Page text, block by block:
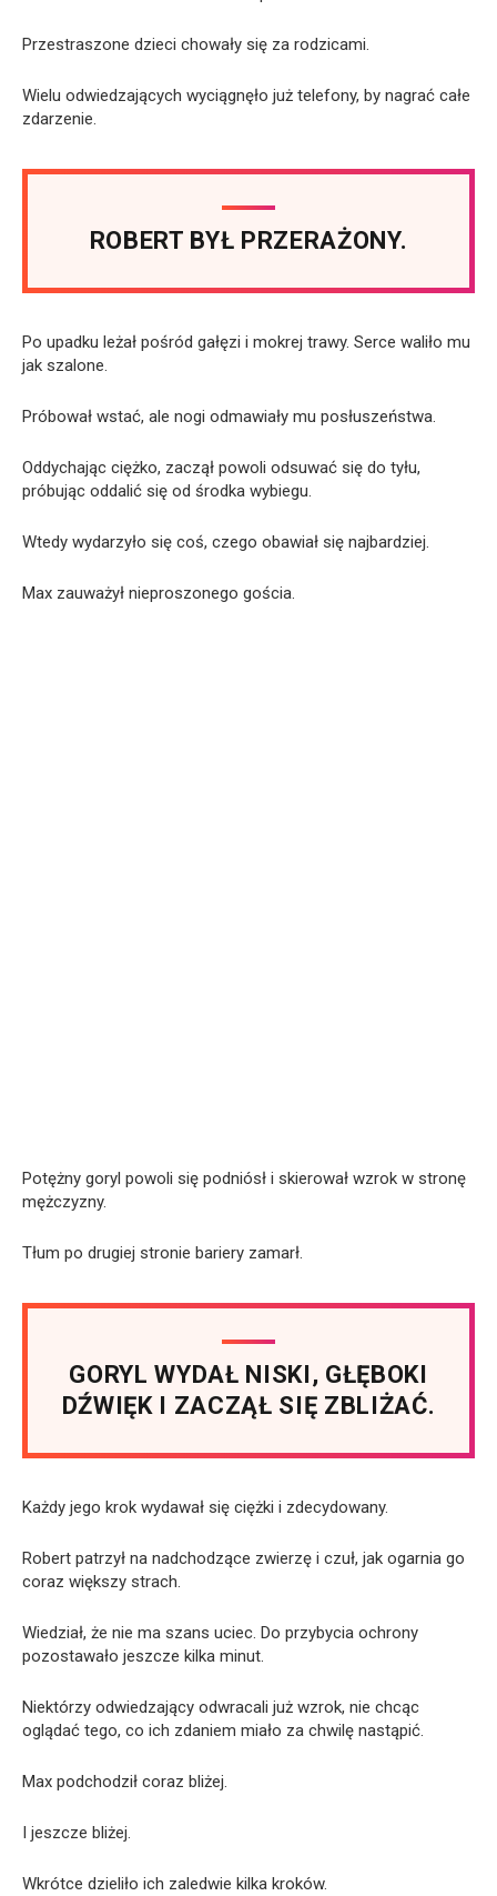
Przestraszone dzieci chowały się za rodzicami.
Wielu odwiedzających wyciągnęło już telefony, by nagrać całe
zdarzenie.
ROBERT BYŁ PRZERAŻONY.
Po upadku leżał pośród gałęzi i mokrej trawy. Serce waliło mu
jak szalone.
Próbował wstać, ale nogi odmawiały mu posłuszeństwa.
Oddychając ciężko, zaczął powoli odsuwać się do tyłu,
próbując oddalić się od środka wybiegu.
Wtedy wydarzyło się coś, czego obawiał się najbardziej.
Max zauważył nieproszonego gościa.
Potężny goryl powoli się podniósł i skierował wzrok w stronę
mężczyzny.
Tłum po drugiej stronie bariery zamarł.
GORYL WYDAŁ NISKI, GŁĘBOKI
DŹWIĘK I ZACZĄŁ SIĘ ZBLIŻAĆ.
Każdy jego krok wydawał się ciężki i zdecydowany.
Robert patrzył na nadchodzące zwierzę i czuł, jak ogarnia go
coraz większy strach.
Wiedział, że nie ma szans uciec. Do przybycia ochrony
pozostawało jeszcze kilka minut.
Niektórzy odwiedzający odwracali już wzrok, nie chcąc
oglądać tego, co ich zdaniem miało za chwilę nastąpić.
Max podchodził coraz bliżej.
I jeszcze bliżej.
Wkrótce dzieliło ich zaledwie kilka kroków.